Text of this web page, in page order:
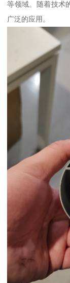
等领域。随着技术
广泛的应用。